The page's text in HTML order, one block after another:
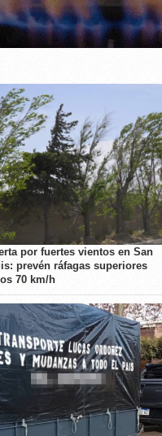
por fuertes vientos en San
prevén ráfagas superiores
70 km/h